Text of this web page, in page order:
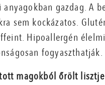
gazdag. A
sem kockázatos.
Hipoallergén
fogyaszthatják.
magokból őrölt